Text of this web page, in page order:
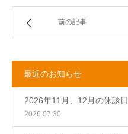
前の記事
最近のお知らせ
2026年11月、12月の休診日
2026.07.30